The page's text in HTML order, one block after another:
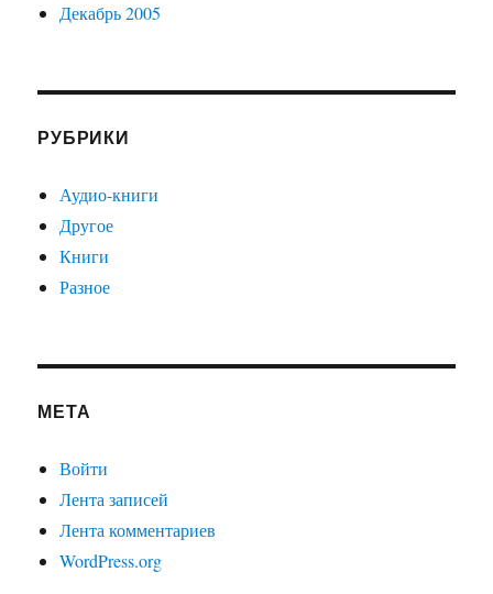
Декабрь 2005
РУБРИКИ
Аудио-книги
Другое
Книги
Разное
МЕТА
Войти
Лента записей
Лента комментариев
WordPress.org